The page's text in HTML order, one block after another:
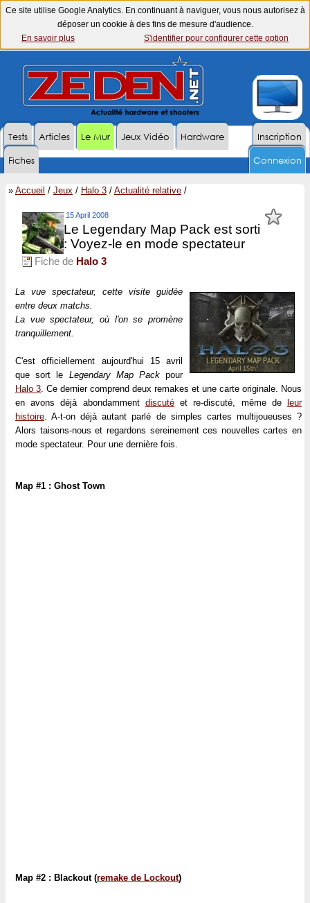
Ce site utilise Google Analytics. En continuant à naviguer, vous nous autorisez à
déposer un cookie à des fins de mesure d'audience.
En savoir plus
S'identifier pour configurer cette option
Inscription
Tests Articles Le Mur Jeux Vidéo
Hardware
Fiches
Connexion
» Accueil / Jeux / Halo 3 / Actualité relative /
15 April 2008
Le Legendary Map Pack est sorti
: Voyez-le en mode spectateur
Fiche de Halo 3
La vue spectateur, cette visite guidée
entre deux matchs.
La vue spectateur, où l'on se promène
tranquillement.
C'est officiellement aujourd'hui 15 avril
que sort le Legendary Map Packpour
Halo 3. Ce dernier comprend deux remakes et une carte originale. Nous
en avons déjà abondamment discutéet re-discuté, même de
leur
histoire. A-t-on déjà autant parlé de simples cartes multijoueuses ?
Alors taisons-nous et regardons sereinement ces nouvelles cartes en
mode spectateur. Pour une dernière fois.
Map #1 : Ghost Town
Map #2 : Blackout (remake de Lockout)